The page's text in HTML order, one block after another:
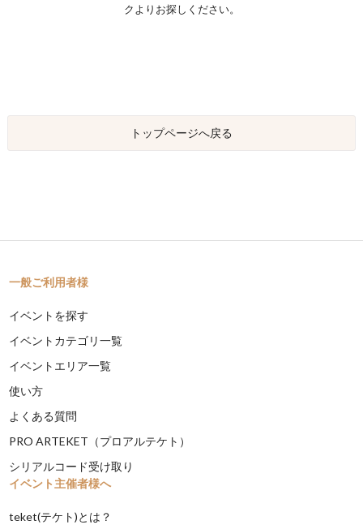
クよりお探しください。
トップページへ戻る
一般ご利用者様
イベントを探す
イベントカテゴリ一覧
イベントエリア一覧
使い方
よくある質問
PRO ARTEKET（プロアルテケト）
シリアルコード受け取り
イベント主催者様へ
teket(テケト)とは？